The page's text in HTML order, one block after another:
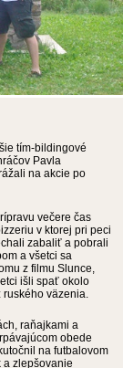
tím-bildingové
Pavla
na akcie po
večere čas
v ktorej pri peci
zabaliť a pobrali
a všetci sa
z filmu Slunce,
išli spať okolo
ruského väzenia.
raňajkami a
obede
na futbalovom
a zlepšovanie